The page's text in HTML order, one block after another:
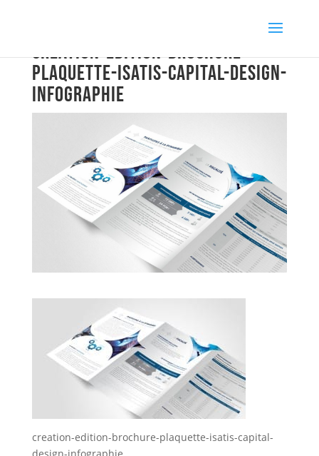
creation-edition-brochure-
plaquette-isatis-capital-design-
infographie
creation-edition-brochure-plaquette-isatis-capital-